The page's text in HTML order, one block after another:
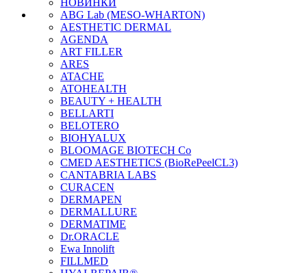
ABG Lab (MESO-WHARTON)
AESTHETIC DERMAL
AGENDA
ART FILLER
ARES
ATACHE
ATOHEALTH
BEAUTY + HEALTH
BELLARTI
BELOTERO
BIOHYALUX
BLOOMAGE BIOTECH Co
CMED AESTHETICS (BioRePeelCL3)
CANTABRIA LABS
CURACEN
DERMAPEN
DERMALLURE
DERMATIME
Dr.ORACLE
Ewa Innolift
FILLMED